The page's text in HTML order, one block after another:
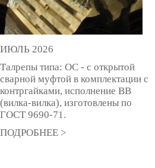
ИЮЛЬ 2026
Талрепы типа: ОС - с открытой
сварной муфтой в комплектации с
контргайками, исполнение ВВ
(вилка-вилка), изготовлены по
ГОСТ 9690-71.
ПОДРОБНЕЕ >